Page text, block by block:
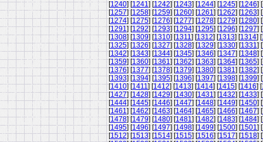
[1240] [1241] [1242] [1243] [1244] [1245] [1246] [
[1257] [1258] [1259] [1260] [1261] [1262] [1263] [
[1274] [1275] [1276] [1277] [1278] [1279] [1280] [
[1291] [1292] [1293] [1294] [1295] [1296] [1297] [
[1308] [1309] [1310] [1311] [1312] [1313] [1314] [
[1325] [1326] [1327] [1328] [1329] [1330] [1331] [
[1342] [1343] [1344] [1345] [1346] [1347] [1348] [
[1359] [1360] [1361] [1362] [1363] [1364] [1365] [
[1376] [1377] [1378] [1379] [1380] [1381] [1382] [
[1393] [1394] [1395] [1396] [1397] [1398] [1399] [
[1410] [1411] [1412] [1413] [1414] [1415] [1416] [
[1427] [1428] [1429] [1430] [1431] [1432] [1433] [
[1444] [1445] [1446] [1447] [1448] [1449] [1450] [
[1461] [1462] [1463] [1464] [1465] [1466] [1467] [
[1478] [1479] [1480] [1481] [1482] [1483] [1484] [
[1495] [1496] [1497] [1498] [1499] [1500] [1501] [
[1512] [1513] [1514] [1515] [1516] [1517] [1518] [